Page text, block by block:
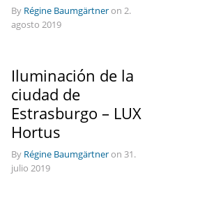
By Régine Baumgärtneron 2.
agosto 2019
Iluminación de la
ciudad de
Estrasburgo – LUX
Hortus
By Régine Baumgärtneron 31.
julio 2019